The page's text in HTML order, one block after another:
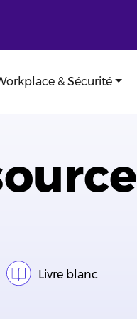
& Sécurité
Livre blanc